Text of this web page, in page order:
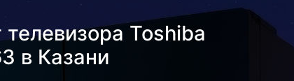
Toshiba
в Казани